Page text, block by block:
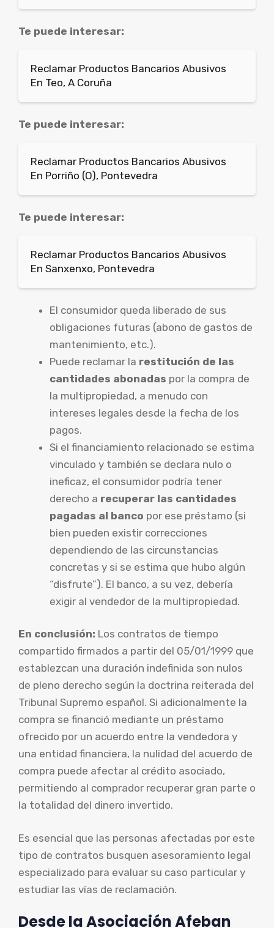
Te puede interesar:
Reclamar Productos Bancarios Abusivos
En Teo, A Coruña
Te puede interesar:
Reclamar Productos Bancarios Abusivos
En Porriño (O), Pontevedra
Te puede interesar:
Reclamar Productos Bancarios Abusivos
En Sanxenxo, Pontevedra
El consumidor queda liberado de sus
obligaciones futuras (abono de gastos de
mantenimiento, etc.).
Puede reclamar la restitución de las
cantidades abonadas por la compra de
la multipropiedad, a menudo con
intereses legales desde la fecha de los
pagos.
Si el financiamiento relacionado se estima
vinculado y también se declara nulo o
ineficaz, el consumidor podría tener
derecho a recuperar las cantidades
pagadas al banco por ese préstamo (si
bien pueden existir correcciones
dependiendo de las circunstancias
concretas y si se estima que hubo algún
“disfrute”). El banco, a su vez, debería
exigir al vendedor de la multipropiedad.
En conclusión: Los contratos de tiempo
compartido firmados a partir del 05/01/1999 que
establezcan una duración indefinida son nulos
de pleno derecho según la doctrina reiterada del
Tribunal Supremo español. Si adicionalmente la
compra se financió mediante un préstamo
ofrecido por un acuerdo entre la vendedora y
una entidad financiera, la nulidad del acuerdo de
compra puede afectar al crédito asociado,
permitiendo al comprador recuperar gran parte o
la totalidad del dinero invertido.
Es esencial que las personas afectadas por este
tipo de contratos busquen asesoramiento legal
especializado para evaluar su caso particular y
estudiar las vías de reclamación.
Desde la Asociación Afeban